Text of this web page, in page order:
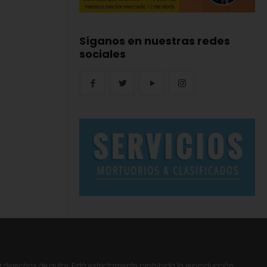
Síganos en nuestras redes
sociales